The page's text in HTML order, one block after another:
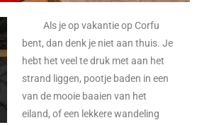
Als je op vakantie op Corfu
bent, dan denk je niet aan thuis. Je
hebt het veel te druk met aan het
strand liggen, pootje baden in een
van de mooie baaien van het
eiland, of een lekkere wandeling